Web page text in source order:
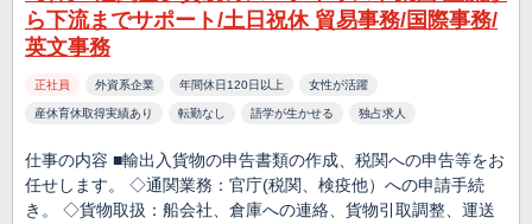
ら下流までサポート/土日祝休 貿易事務/国際事務/
英文事務
正社員 外資系企業 年間休日120日以上 女性が活躍
産休育休取得実績あり 転勤なし 語学が生かせる 独占求人
仕事の内容 ■輸出入貨物の申告書類の作成、税関への申告等をお
任せします。 ◇通関業務：官庁(税関、検疫他）への申請手続
き。 ◇貨物取扱：船会社、倉庫への連絡、貨物引取調整、運送